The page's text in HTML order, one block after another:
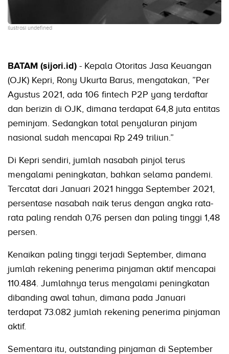
ilustrasi undefined
BATAM (sijori.id) - Kepala Otoritas Jasa Ke­uangan
(OJK) Kepri, Rony Ukurta Barus, mengatakan, ”Per
Agustus 2021, ada 106 fintech P2P yang terdaftar
dan berizin di OJK, dimana terdapat 64,8 juta entitas
peminjam. Sedangkan total penyaluran pinjam
nasional sudah mencapai Rp 249 triliun.”
Di Kepri sendiri, jumlah nasabah pinjol terus
mengalami peningkatan, bahkan selama pandemi.
Tercatat dari Januari 2021 hingga September 2021,
persentase nasabah naik terus dengan angka rata-
rata paling rendah 0,76 persen dan paling tinggi 1,48
persen.
Kenaikan paling tinggi terjadi September, dimana
jumlah rekening penerima pinjaman aktif mencapai
110.484. Jumlahnya terus mengalami peningkatan
dibanding awal tahun, dimana pada Januari
terdapat 73.082 jumlah rekening penerima pinjaman
aktif.
Sementara itu, outstanding pinjaman di September